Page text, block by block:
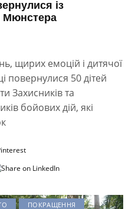
із
Мюнстера
щирих емоцій і дитячої
повернулися 50 дітей
Захисників та
бойових дій, які
ПОКРАЩЕННЯ